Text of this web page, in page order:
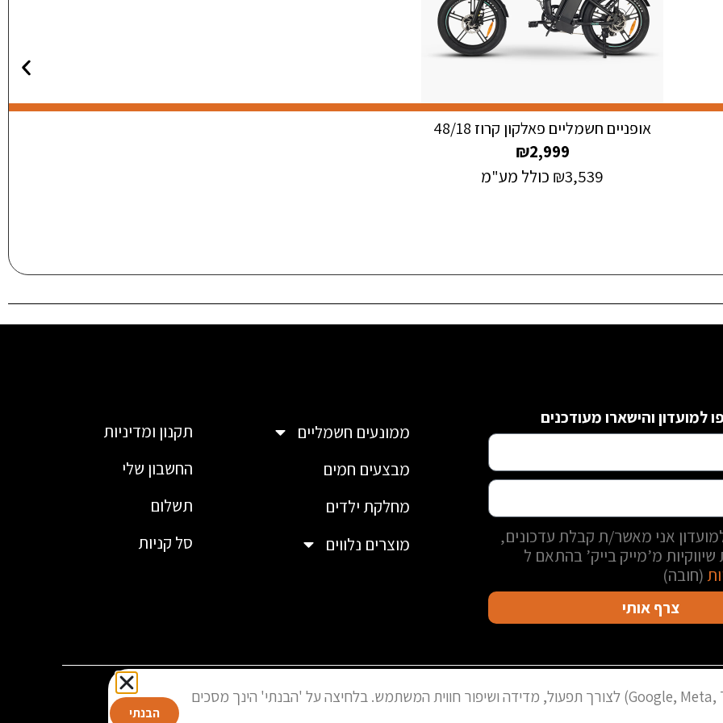
אופניים חשמליים פאלקון קרוז 48/18
₪2,999
₪3,539 כולל מע"מ
למועדון והישארו מעודכנים
אני מאשר/ת קבלת עדכונים,
מ’מייק בייק’ בהתאם ל
(חובה)
צרף אותי
ממונעים חשמליים
מבצעים חמים
מחלקת ילדים
מוצרים נלווים
תקנון ומדיניות
החשבון שלי
תשלום
סל קניות
מייק בייק אילת Copyright © 2023
האתר משתמש בעוגיות ובפיקסלים (Google, Meta, TikTok) לצורך תפעול, מדידה ושיפור חווית המשתמש. בלחיצה על 'הבנתי' הינך מסכים
הבנתי